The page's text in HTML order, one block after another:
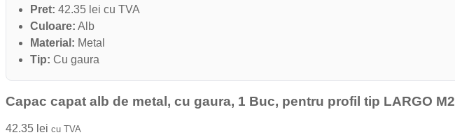
Pret: 42.35 lei cu TVA
Culoare: Alb
Material: Metal
Tip: Cu gaura
Capac capat alb de metal, cu gaura, 1 Buc, pentru profil tip LARGO M2
42.35 lei cu TVA